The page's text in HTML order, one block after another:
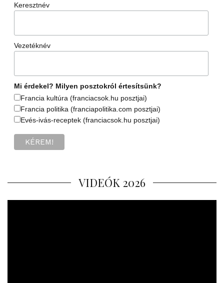
Keresztnév
Vezetéknév
Mi érdekel? Milyen posztokról értesítsünk?
Francia kultúra (franciacsok.hu posztjai)
Francia politika (franciapolitika.com posztjai)
Evés-ivás-receptek (franciacsok.hu posztjai)
VIDEÓK 2026